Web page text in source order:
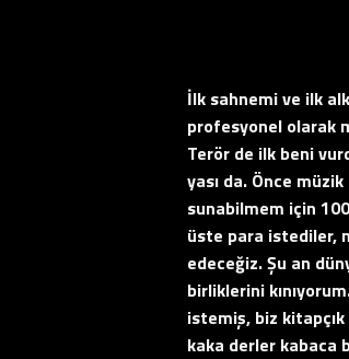
İlk sahnemi ve ilk
profesyonel olarak
Terör de ilk beni
yası da. Önce
sunabilmem için
üste para istediler,
edeceğiz. Şu an
birliklerini
istemiş, biz
kaka derler kabaca